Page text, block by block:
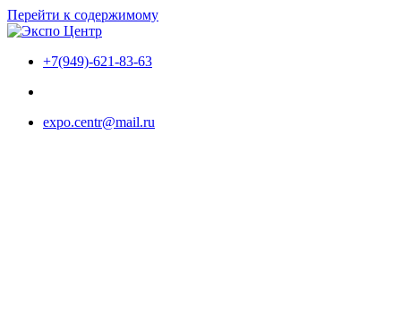
Перейти к содержимому
+7(949)-621-83-63
expo.centr@mail.ru